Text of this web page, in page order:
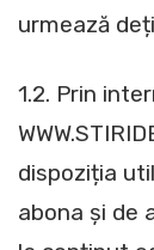
urmează
1.2. Prin
dispoziția
abona și de